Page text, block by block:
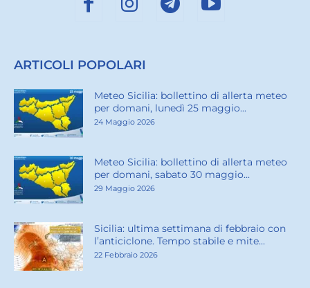
ARTICOLI POPOLARI
Meteo Sicilia: bollettino di allerta meteo
per domani, lunedì 25 maggio...
24 Maggio 2026
Meteo Sicilia: bollettino di allerta meteo
per domani, sabato 30 maggio...
29 Maggio 2026
Sicilia: ultima settimana di febbraio con
l’anticiclone. Tempo stabile e mite...
22 Febbraio 2026